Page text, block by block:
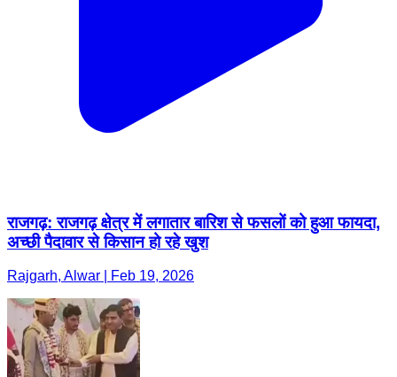
राजगढ़: राजगढ़ क्षेत्र में लगातार बारिश से फसलों को हुआ फायदा,
अच्छी पैदावार से किसान हो रहे खुश
Rajgarh, Alwar | Feb 19, 2026